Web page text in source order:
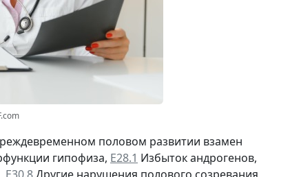
половом развитии взамен
гипофиза, Е28.1 Избыток андрогенов,